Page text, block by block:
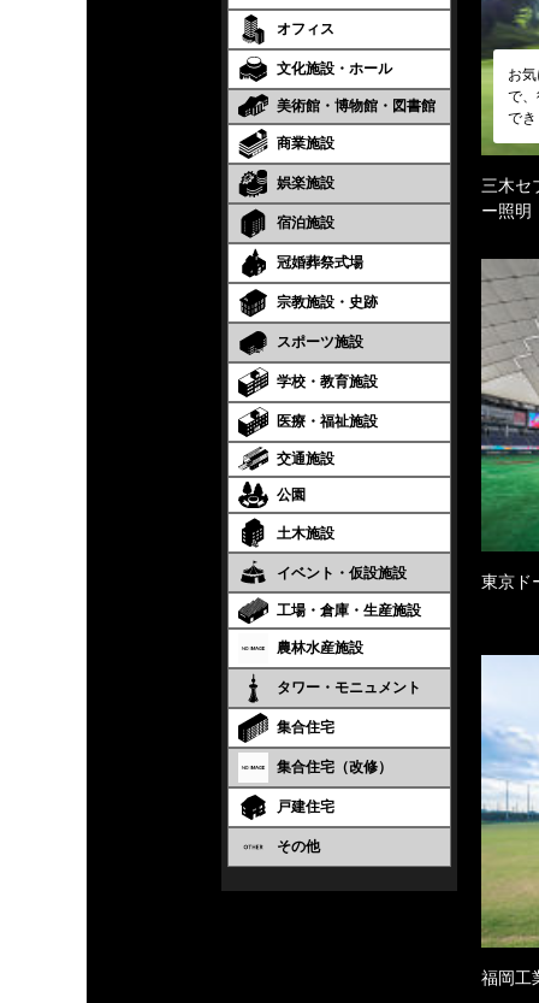
オフィス
文化施設・ホール
美術館・博物館・図書館
商業施設
娯楽施設
宿泊施設
冠婚葬祭式場
宗教施設・史跡
スポーツ施設
学校・教育施設
医療・福祉施設
交通施設
公園
土木施設
イベント・仮設施設
工場・倉庫・生産施設
農林水産施設
タワー・モニュメント
集合住宅
集合住宅（改修）
戸建住宅
その他
お
で
で
三木セ
ー照明
東京ド
福岡工